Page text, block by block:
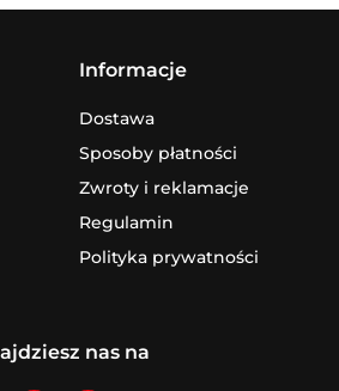
Informacje
Dostawa
Sposoby płatności
Zwroty i reklamacje
Regulamin
Polityka prywatności
nas na